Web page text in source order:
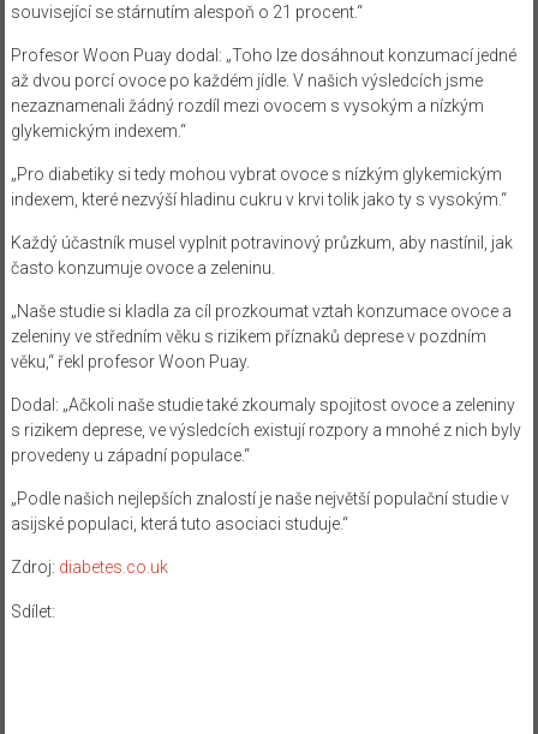
související se stárnutím alespoň o 21 procent.“
Profesor Woon Puay dodal: „Toho lze dosáhnout konzumací jedné
až dvou porcí ovoce po každém jídle. V našich výsledcích jsme
nezaznamenali žádný rozdíl mezi ovocem s vysokým a nízkým
glykemickým indexem.“
„Pro diabetiky si tedy mohou vybrat ovoce s nízkým glykemickým
indexem, které nezvýší hladinu cukru v krvi tolik jako ty s vysokým.“
Každý účastník musel vyplnit potravinový průzkum, aby nastínil, jak
často konzumuje ovoce a zeleninu.
„Naše studie si kladla za cíl prozkoumat vztah konzumace ovoce a
zeleniny ve středním věku s rizikem příznaků deprese v pozdním
věku,“ řekl profesor Woon Puay.
Dodal: „Ačkoli naše studie také zkoumaly spojitost ovoce a zeleniny
s rizikem deprese, ve výsledcích existují rozpory a mnohé z nich byly
provedeny u západní populace.“
„Podle našich nejlepších znalostí je naše největší populační studie v
asijské populaci, která tuto asociaci studuje.“
Zdroj: diabetes.co.uk
Sdílet: